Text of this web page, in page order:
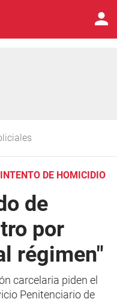
DE HOMICIDIO
de
por
régimen"
carcelaria piden el
Penitenciario de